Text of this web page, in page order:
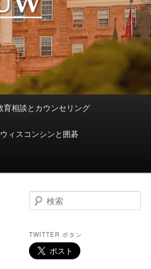
育相談とカウンセリング
ィスコンシンと囲碁
検
索
TWITTER ボタン